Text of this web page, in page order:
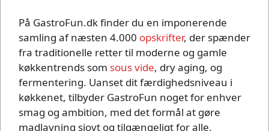
På GastroFun.dk finder du en imponerende
samling af næsten 4.000 opskrifter, der spænder
fra traditionelle retter til moderne og gamle
køkkentrends som sous vide, dry aging, og
fermentering. Uanset dit færdighedsniveau i
køkkenet, tilbyder GastroFun noget for enhver
smag og ambition, med det formål at gøre
madlavning sjovt og tilgængeligt for alle.